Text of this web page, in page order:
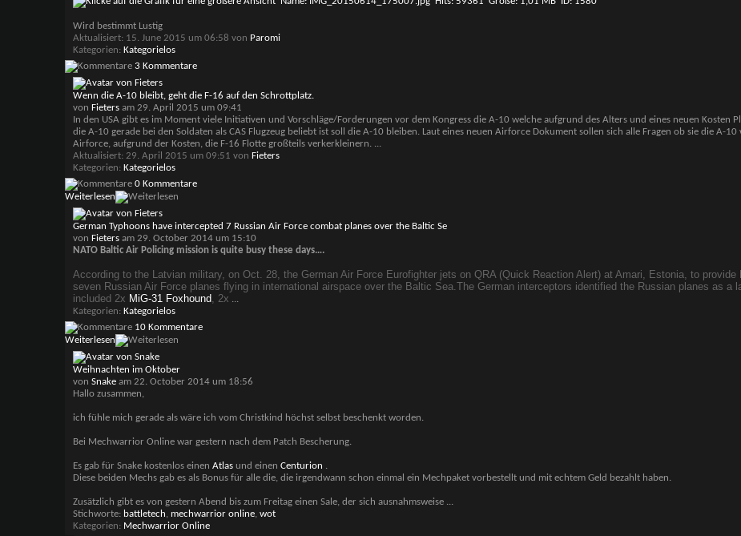
Wird bestimmt Lustig
Aktualisiert: 15. June 2015 um 06:58 von Paromi
Kategorien Kategorielos
3 Kommentare
Wenn die A-10 bleibt, geht die F-16 auf den Schrottplatz.
von Fietersam 29. April 2015 um 09:41
In den USA gibt es im Moment viele Initiativen und Vorschläge/Forderungen vor dem Kongress die A-10 welche aufgrund des Alters und eines neuen Kosten
die A-10 gerade bei den Soldaten als CAS Flugzeug beliebt ist soll die A-10 bleiben. Laut eines neuen Airforce Dokument sollen sich alle Fragen ob sie die A-
Airforce, aufgrund der Kosten, die F-16 Flotte großteils verkerkleinern. ...
Aktualisiert: 29. April 2015 um 09:51 von Fieters
Kategorien Kategorielos
0 Kommentare
Weiterlesen
German Typhoons have intercepted 7 Russian Air Force combat planes over the Baltic Se
von Fietersam 29. October 2014 um 15:10
NATO Baltic Air Policing mission is quite busy these days….
According to the Latvian military, on Oct. 28, the German Air Force Eurofighter jets on QRA (Quick Reaction Alert) at Amari, Estonia, to
seven Russian Air Force planes flying in international airspace over the Baltic Sea.The German interceptors identified the Russian planes as
included 2x MiG-31 Foxhound, 2x ...
Kategorien Kategorielos
10 Kommentare
Weiterlesen
Weihnachten im Oktober
von Snakeam 22. October 2014 um 18:56
Hallo zusammen,
ich fühle mich gerade als wäre ich vom Christkind höchst selbst beschenkt worden.
Bei Mechwarrior Online war gestern nach dem Patch Bescherung.
Es gab für Snake kostenlos einen Atlasund einen Centurion .
Diese beiden Mechs gab es als Bonus für alle die, die irgendwann schon einmal ein Mechpaket vorbestellt und mit echtem Geld bezahlt haben.
Zusätzlich gibt es von gestern Abend bis zum Freitag einen Sale, der sich ausnahmsweise ...
Stichworte: battletech, mechwarrior online, wot
Kategorien
Mechwarrior Online